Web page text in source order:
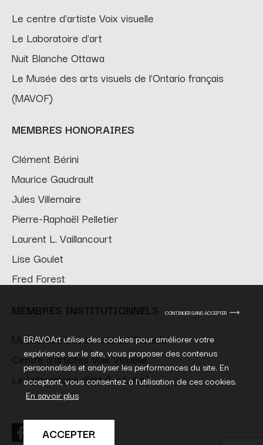
CONTINUER SANS ACCEPTER
BRAVOArt utilise des cookies pour améliorer votre
expérience sur le site, vous proposer des contenus
personnalisés et analyser les performances du site. En
acceptant, vous consentez à l'utilisation de ces cookies.
En savoir plus
ACCEPTER
Le centre d'artiste Voix visuelle
Le Laboratoire d'art
Nuit Blanche Ottawa
Le Musée des arts visuels de l'Ontario français
(MAVOF)
MEMBRES HONORAIRES
Clément Bérini
Maurice Gaudrault
Jules Villemaire
Pierre-Raphaël Pelletier
Laurent L. Vaillancourt
Lise Goulet
Fred Forest
MEMBRES INSTITUTIONNELS
Musée des beaux-arts du Canada
Centre d'artistes Voix Visuelle
Le Laboratoire d'art (Le Labo)